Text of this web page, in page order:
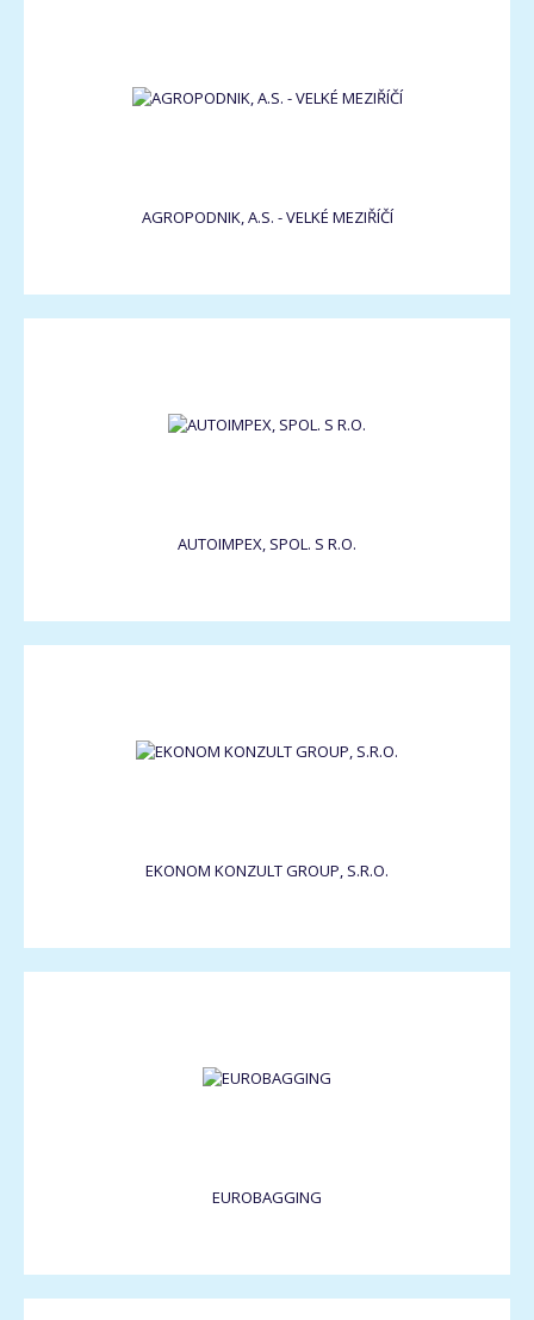
AGROPODNIK, A.S. - VELKÉ MEZIŘÍČÍ
AUTOIMPEX, SPOL. S R.O.
EKONOM KONZULT GROUP, S.R.O.
EUROBAGGING